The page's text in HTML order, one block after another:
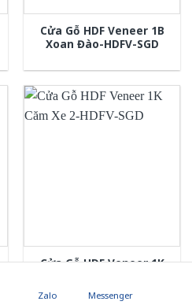
Cửa Gỗ HDF Veneer 1B
Xoan Đào-HDFV-SGD
Cửa Gỗ HDF Veneer 1K
Zalo Messenger